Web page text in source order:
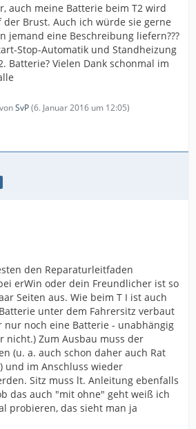
auch meine Batterie beim T2 wird
der Brust. Auch ich würde sie gerne
jemand eine Beschreibung liefern???
Stop-Automatik und Standheizung
Batterie? Vielen Dank schonmal im
SvP(6. Januar 2016 um 12:05)
den Reparaturleitfaden
erWin oder dein Freundlicher ist so
Seiten aus. Wie beim T I ist auch
unter dem Fahrersitz verbaut
nur noch eine Batterie - unabhängig
nicht.) Zum Ausbau muss der
(u. a. auch schon daher auch Rat
und im Anschluss wieder
Sitz muss lt. Anleitung ebenfalls
das auch "mit ohne" geht weiß ich
probieren, das sieht man ja